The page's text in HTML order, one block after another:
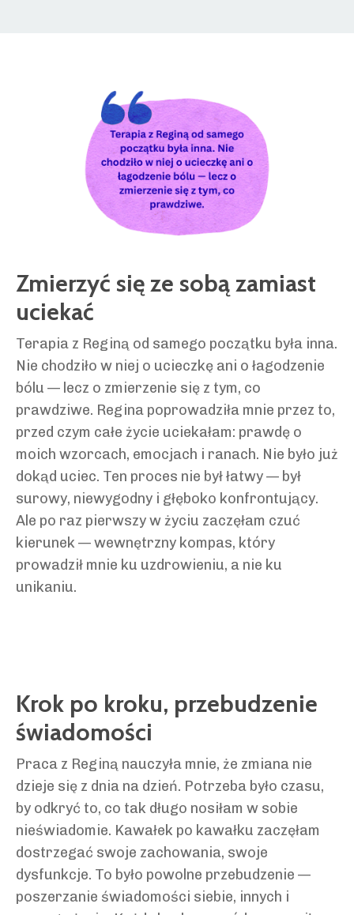
Zmierzyć się ze sobą zamiast
uciekać
Terapia z Reginą od samego początku była inna.
Nie chodziło w niej o ucieczkę ani o łagodzenie
bólu — lecz o zmierzenie się z tym, co
prawdziwe. Regina poprowadziła mnie przez to,
przed czym całe życie uciekałam: prawdę o
moich wzorcach, emocjach i ranach. Nie było już
dokąd uciec. Ten proces nie był łatwy — był
surowy, niewygodny i głęboko konfrontujący.
Ale po raz pierwszy w życiu zaczęłam czuć
kierunek — wewnętrzny kompas, który
prowadził mnie ku uzdrowieniu, a nie ku
unikaniu.
Krok po kroku, przebudzenie
świadomości
Praca z Reginą nauczyła mnie, że zmiana nie
dzieje się z dnia na dzień. Potrzeba było czasu,
by odkryć to, co tak długo nosiłam w sobie
nieświadomie. Kawałek po kawałku zaczęłam
dostrzegać swoje zachowania, swoje
dysfunkcje. To było powolne przebudzenie —
poszerzanie świadomości siebie, innych i